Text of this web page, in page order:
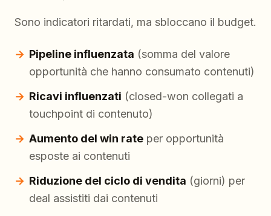
Sono indicatori ritardati, ma sbloccano il budget.
Pipeline influenzata (somma del valore
opportunità che hanno consumato contenuti)
Ricavi influenzati (closed-won collegati a
touchpoint di contenuto)
Aumento del win rate per opportunità
esposte ai contenuti
Riduzione del ciclo di vendita (giorni) per
deal assistiti dai contenuti